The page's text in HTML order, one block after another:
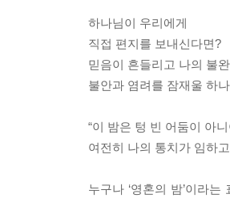
하나님이 우리에게
직접 편지를 보내신다면?
믿음이 흔들리고 나의 불
불안과 염려를 잠재울 하
“이 밤은 텅 빈 어둠이 아
여전히 나의 통치가 임하
누구나 ‘영혼의 밤’이라